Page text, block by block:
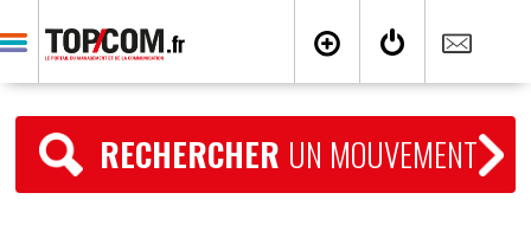
RECHERCHER UN MOUVEMENT